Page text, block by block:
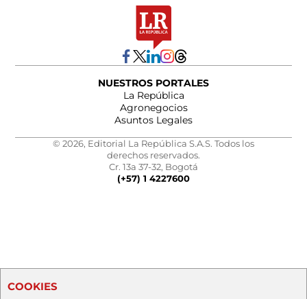
NUESTROS PORTALES
La República
Agronegocios
Asuntos Legales
© 2026, Editorial La República S.A.S. Todos los
derechos reservados.
Cr. 13a 37-32, Bogotá
(+57) 1 4227600
COOKIES